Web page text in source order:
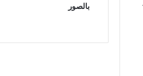
بالصور